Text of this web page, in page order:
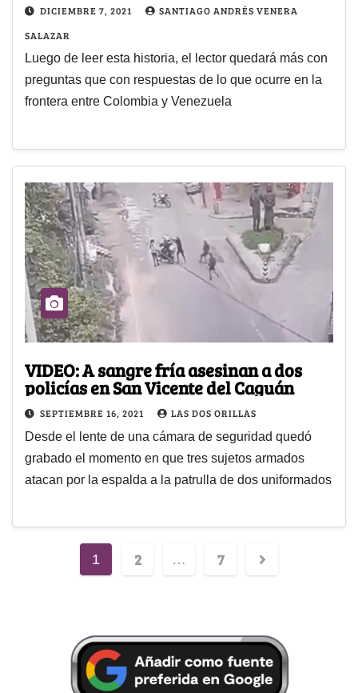
DICIEMBRE 7, 2021
SANTIAGO ANDRÉS VENERA
SALAZAR
Luego de leer esta historia, el lector quedará más con
preguntas que con respuestas de lo que ocurre en la
frontera entre Colombia y Venezuela
VIDEO: A sangre fría asesinan a dos
policías en San Vicente del Caguán
SEPTIEMBRE 16, 2021 LAS DOS ORILLAS
Desde el lente de una cámara de seguridad quedó
grabado el momento en que tres sujetos armados
atacan por la espalda a la patrulla de dos uniformados
1 2 … 7